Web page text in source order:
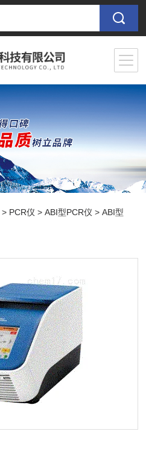
> PCR仪 >ABI型PCR仪 > ABI型